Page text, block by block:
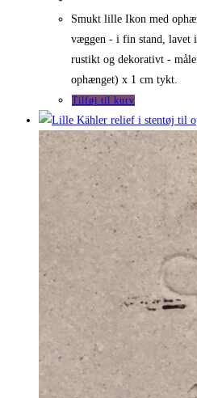
Smukt lille Ikon med
væggen - i fin stand, lavet
rustikt og dekorativt -
ophænget) x 1 cm tykt.
Tilføj til kurv